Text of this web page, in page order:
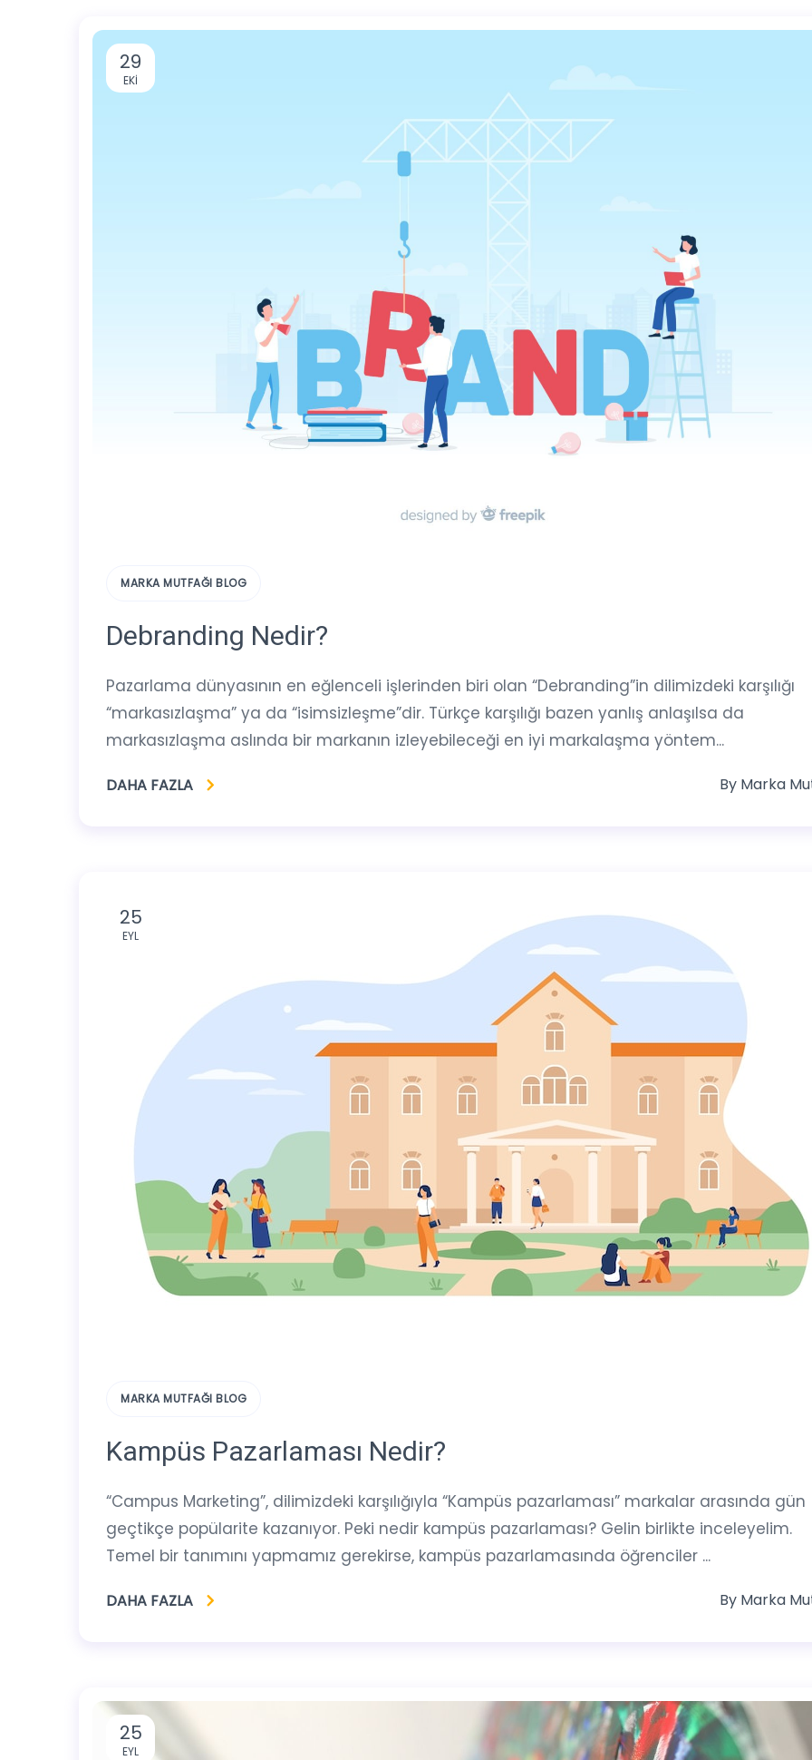
29
EKI
MARKA MUTFAĞI BLOG
Debranding Nedir?
Pazarlama dünyasının en eğlenceli işlerinden biri olan “Debranding”in dilimizdeki karşılığı
“markasızlaşma” ya da “isimsizleşme”dir. Türkçe karşılığı bazen yanlış anlaşılsa da
markasızlaşma aslında bir markanın izleyebileceği en iyi markalaşma yöntem...
DAHA FAZLA By Marka
25
EYL
MARKA MUTFAĞI BLOG
Kampüs Pazarlaması Nedir?
“Campus Marketing”, dilimizdeki karşılığıyla “Kampüs pazarlaması” markalar arasında gün
geçtikçe popülarite kazanıyor. Peki nedir kampüs pazarlaması? Gelin birlikte inceleyelim.
Temel bir tanımını yapmamız gerekirse, kampüs pazarlamasında öğrenciler ...
DAHA FAZLA By Marka
25
EYL